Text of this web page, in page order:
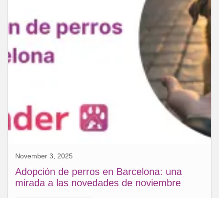
November 3, 2025
Adopción de perros en Barcelona: una
mirada a las novedades de noviembre